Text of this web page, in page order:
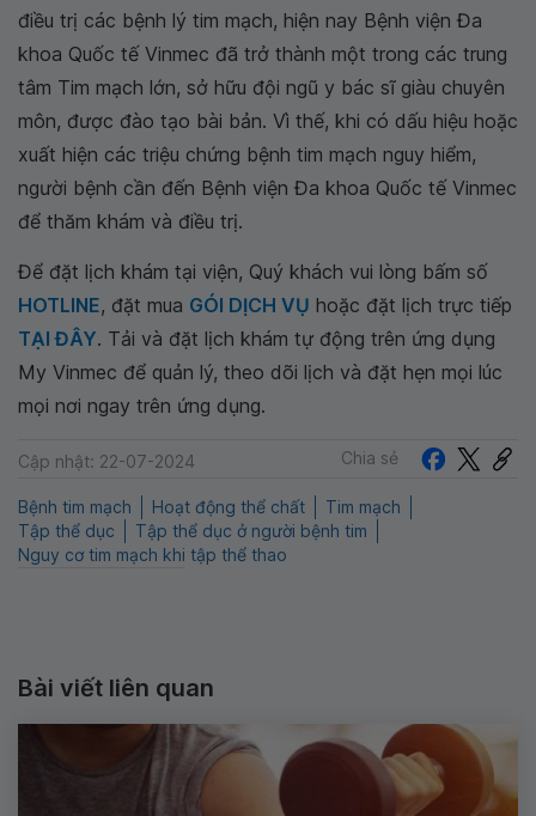
điều trị các bệnh lý tim mạch, hiện nay Bệnh viện Đa
khoa Quốc tế Vinmec đã trở thành một trong các trung
tâm Tim mạch lớn, sở hữu đội ngũ y bác sĩ giàu chuyên
môn, được đào tạo bài bản. Vì thế, khi có dấu hiệu hoặc
xuất hiện các triệu chứng bệnh tim mạch nguy hiểm,
người bệnh cần đến Bệnh viện Đa khoa Quốc tế Vinmec
để thăm khám và điều trị.
Để đặt lịch khám tại viện, Quý khách vui lòng bấm số
HOTLINE, đặt mua GÓI DỊCH VỤ hoặc đặt lịch trực tiếp
TẠI ĐÂY. Tải và đặt lịch khám tự động trên ứng dụng
My Vinmec để quản lý, theo dõi lịch và đặt hẹn mọi lúc
mọi nơi ngay trên ứng dụng.
Cập nhật: 22-07-2024 Chia sẻ
Bệnh tim mạch Hoạt động thể chất
Tim mạch
Tập thể dục
Tập thể dục ở người bệnh tim
Nguy cơ tim mạch khi tập thể thao
Bài viết liên quan